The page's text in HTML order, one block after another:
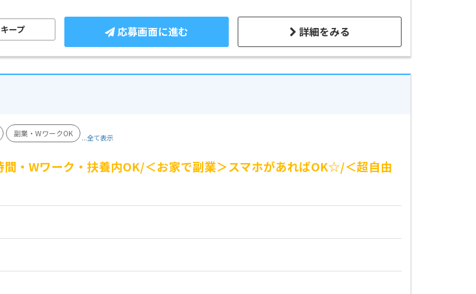
詳細をみる
応募画面に進む
ープ
副業・WワークOK ...全て表示
・Wワーク・扶養内OK/＜お家で副業＞スマホがあればOK☆/＜超自由